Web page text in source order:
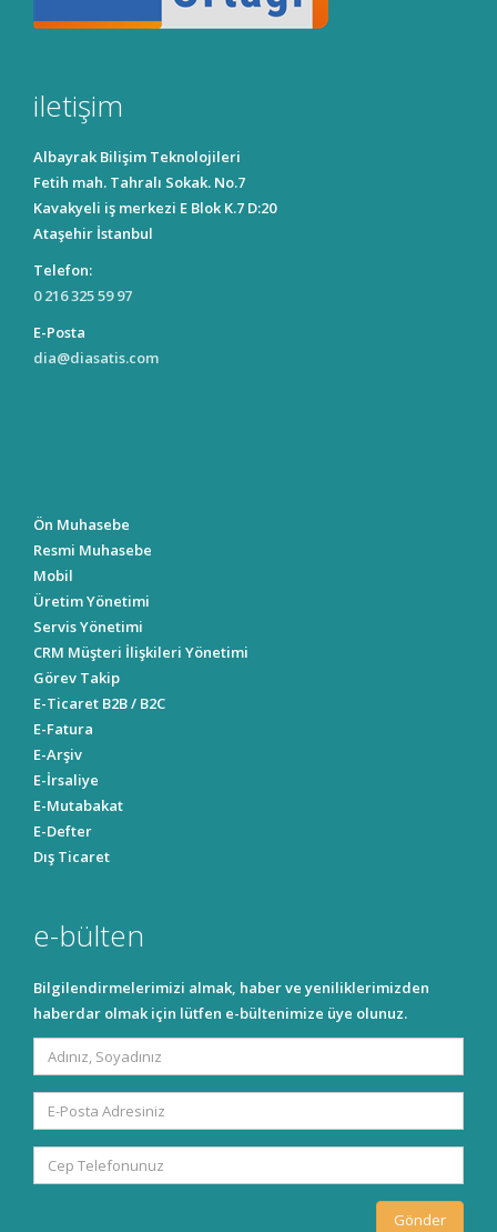
iletişim
Albayrak Bilişim Teknolojileri
Fetih mah. Tahralı Sokak. No.7
Kavakyeli iş merkezi E Blok K.7 D:20
Ataşehir İstanbul
Telefon:
0 216 325 59 97
E-Posta
dia@diasatis.com
Ön Muhasebe
Resmi Muhasebe
Mobil
Üretim Yönetimi
Servis Yönetimi
CRM Müşteri İlişkileri Yönetimi
Görev Takip
E-Ticaret B2B / B2C
E-Fatura
E-Arşiv
E-İrsaliye
E-Mutabakat
E-Defter
Dış Ticaret
e-bülten
Bilgilendirmelerimizi almak, haber ve yeniliklerimizden
haberdar olmak için lütfen e-bültenimize üye olunuz.
Gönder